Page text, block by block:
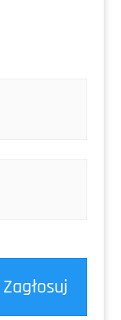
Zagłosuj